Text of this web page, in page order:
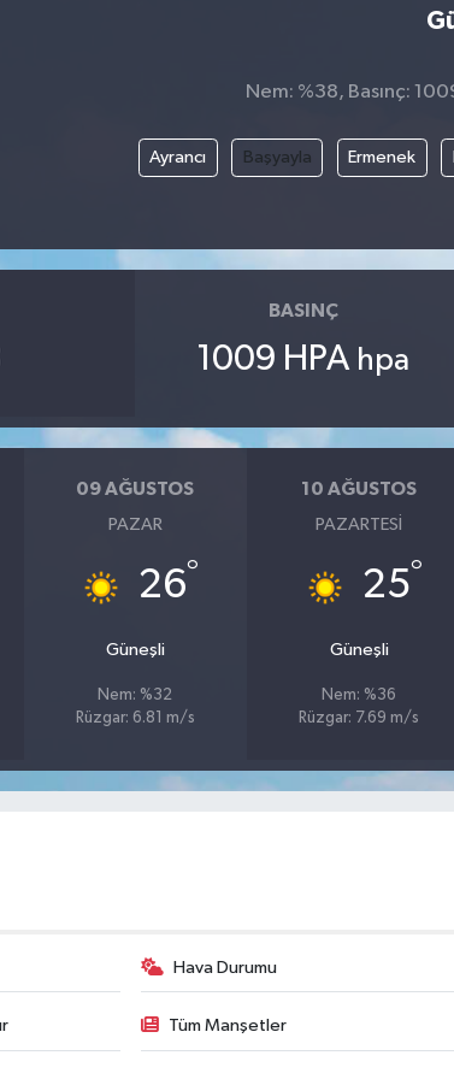
Nem: %38, Basınç:
Ayrancı Başyayla Ermenek
BASINÇ
1009 HPA hpa
09 AĞUSTOS
PAZAR
26°
Güneşli
Nem: %32
Rüzgar: 6.81 m/s
10 AĞUSTOS
PAZARTESI
25°
Güneşli
Nem: %36
Rüzgar: 7.69 m/s
Hava Durumu
Tüm Manşetler